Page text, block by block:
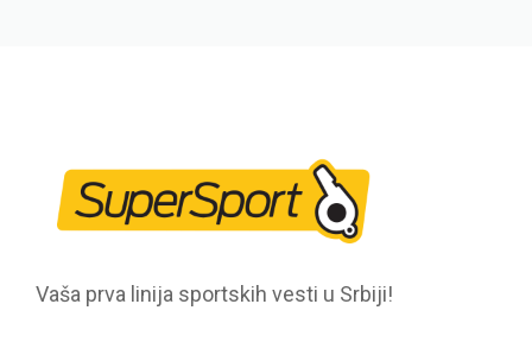
Vaša prva linija sportskih vesti u Srbiji!